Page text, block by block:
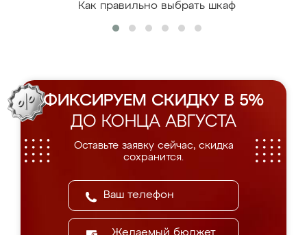
Как правильно выбрать шкаф
ФИКСИРУЕМ СКИДКУ В 5%
ДО КОНЦА АВГУСТА
Оставьте заявку сейчас, скидка
сохранится.